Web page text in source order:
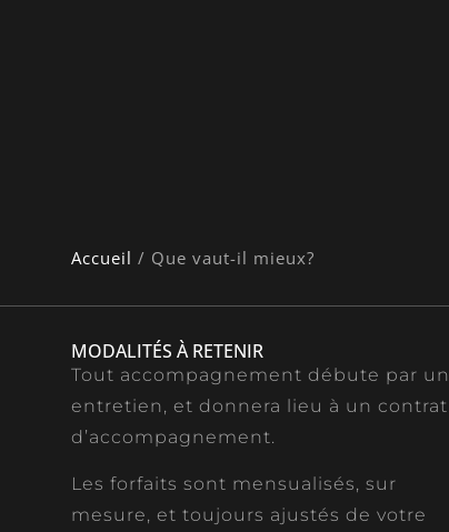
Accueil / Que vaut-il mieux?
MODALITÉS À RETENIR
Tout accompagnement débute par un
entretien, et donnera lieu à un contrat
d’accompagnement.
Les forfaits sont mensualisés, sur
mesure, et toujours ajustés de votre